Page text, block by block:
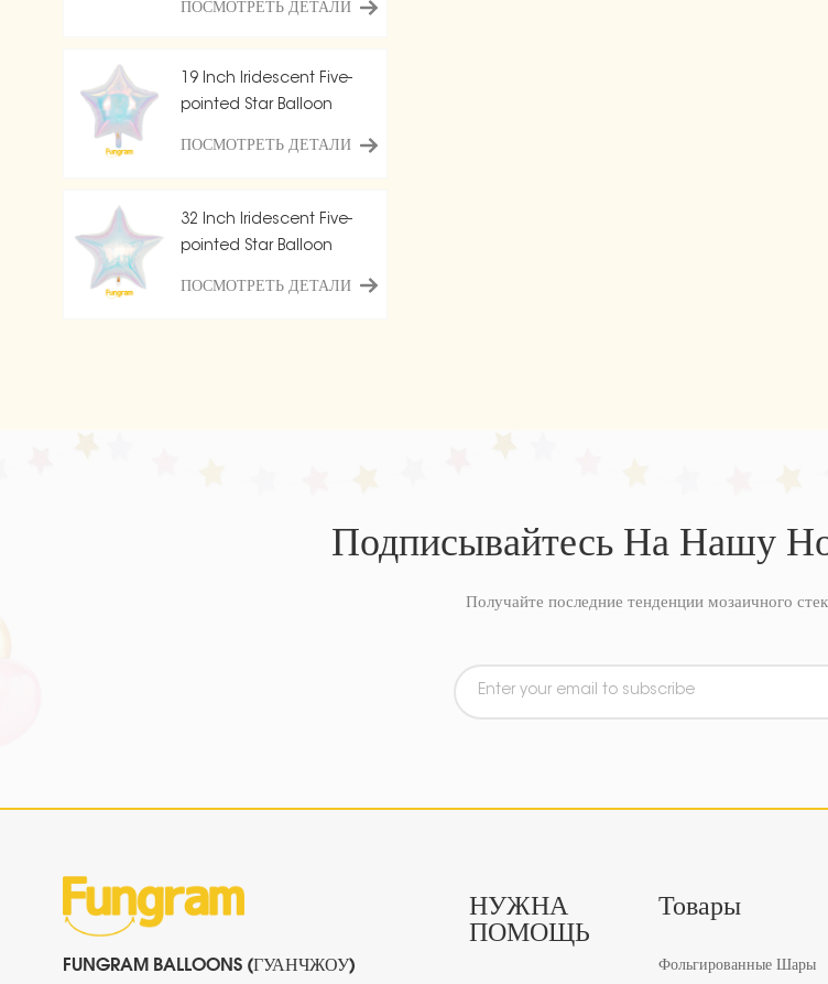
ПОСМОТРЕТЬ ДЕТАЛИ
19 Inch Iridescent Five-
pointed Star Balloon
ПОСМОТРЕТЬ ДЕТАЛИ
32 Inch Iridescent Five-
pointed Star Balloon
ПОСМОТРЕТЬ ДЕТАЛИ
Подписывайтесь На Нашу
Получайте последние тенденции мозаичного
FUNGRAM BALLOONS (ГУАНЧЖОУ)
НУЖНА
ПОМОЩЬ
Товары
Фольгированные Шары